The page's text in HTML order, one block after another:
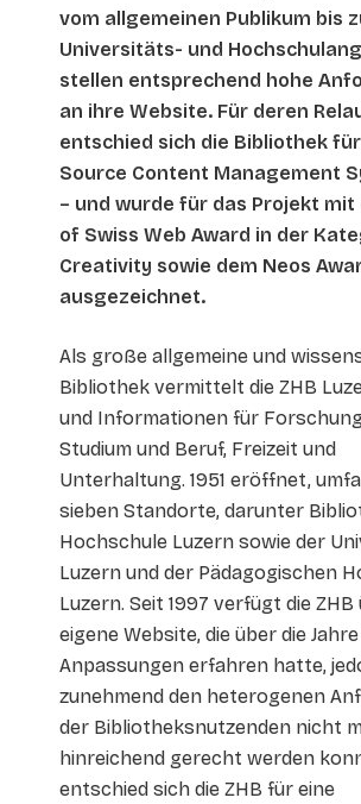
vom allgemeinen Publikum bis
Universitäts- und
stellen entsprechend hohe
an ihre Website. Für deren
entschied sich die Bibliothek
Source Content Management
– und wurde für das Projekt mit
of Swiss Web Award in der
Creativity sowie dem Neos
ausgezeichnet.
Als große allgemeine und
Bibliothek vermittelt die ZHB
und Informationen für
Studium und Beruf, Freizeit und
Unterhaltung. 1951 eröffnet,
sieben Standorte, darunter
Hochschule Luzern sowie der
Luzern und der Pädagogischen
Luzern. Seit 1997 verfügt die ZHB
eigene Website, die über die
Anpassungen erfahren hatte,
zunehmend den heterogenen
der Bibliotheksnutzenden nicht
hinreichend gerecht werden
entschied sich die ZHB für eine